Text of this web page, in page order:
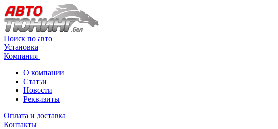
Поиск по авто
Установка
Компания
О компании
Статьи
Новости
Реквизиты
Оплата и доставка
Контакты